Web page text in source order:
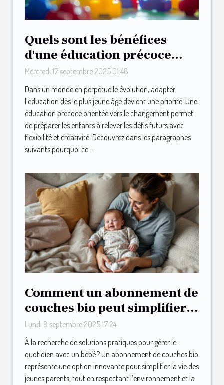
Quels sont les bénéfices
d'une éducation précoce
orientée vers le changement
?
Mercredi 17 septembre 2025 01:48
Dans un monde en perpétuelle évolution, adapter
l’éducation dès le plus jeune âge devient une priorité. Une
éducation précoce orientée vers le changement permet
de préparer les enfants à relever les défis futurs avec
flexibilité et créativité. Découvrez dans les paragraphes
suivants pourquoi ce...
Comment un abonnement de
couches bio peut simplifier
la vie des jeunes parents ?
Lundi 8 septembre 2025 17:24
À la recherche de solutions pratiques pour gérer le
quotidien avec un bébé ? Un abonnement de couches bio
représente une option innovante pour simplifier la vie des
jeunes parents, tout en respectant l’environnement et la